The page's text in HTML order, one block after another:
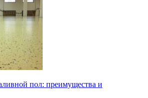
пол: преимущества и